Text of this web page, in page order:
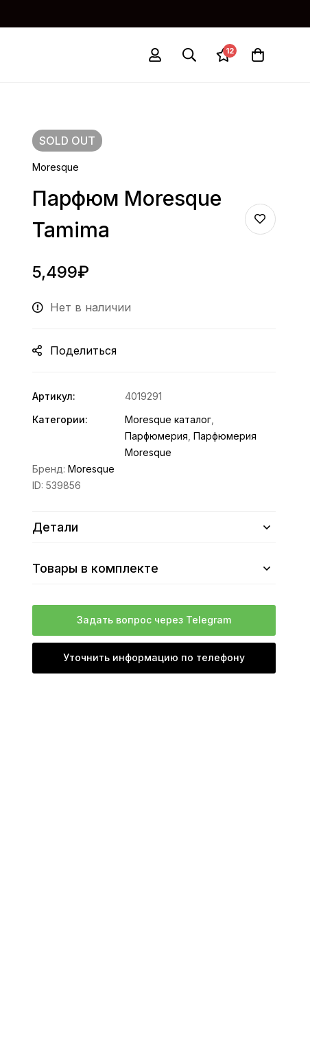
12
SOLD OUT
Moresque
Парфюм Moresque
Tamima
5,499₽
Нет в наличии
Поделиться
Артикул:
4019291
Категории:
Moresque каталог
Парфюмерия ,Парфюмерия
Moresque
Бренд:Moresque
ID:539856
Детали
Товары в комплекте
Задать вопрос через Telegram
Уточнить информацию по телефону